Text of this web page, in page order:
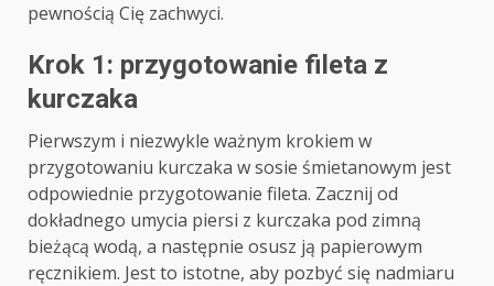
pewnością Cię zachwyci.
Krok 1: przygotowanie fileta z
kurczaka
Pierwszym i niezwykle ważnym krokiem w
przygotowaniu kurczaka w sosie śmietanowym jest
odpowiednie przygotowanie fileta. Zacznij od
dokładnego umycia piersi z kurczaka pod zimną
bieżącą wodą, a następnie osusz ją papierowym
ręcznikiem. Jest to istotne, aby pozbyć się nadmiaru